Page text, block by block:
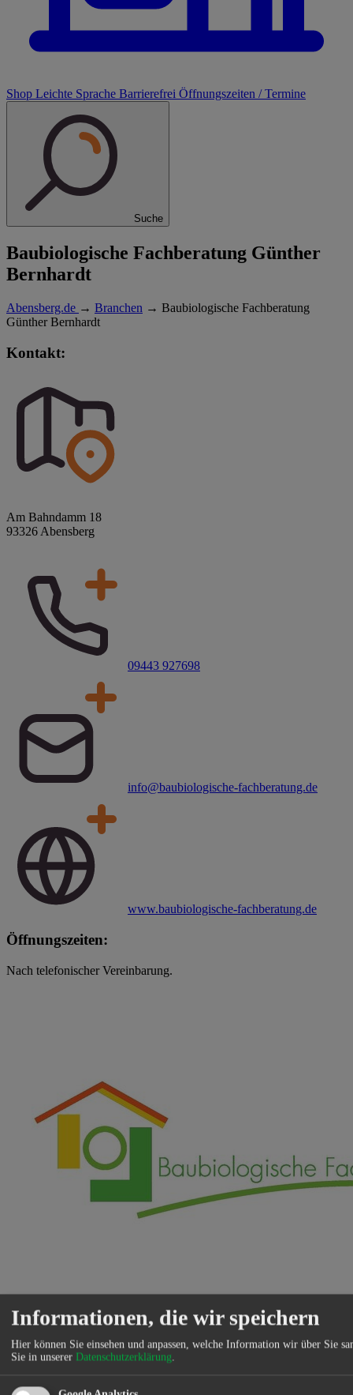
Shop Leichte Sprache Barrierefrei Öffnungszeiten / Termine
Suche
Baubiologische Fachberatung Günther
Bernhardt
Abensberg.de → Branchen → Baubiologische Fachberatung
Günther Bernhardt
Kontakt:
Am Bahndamm 18
93326 Abensberg
09443 927698
info@baubiologische-fachberatung.de
www.baubiologische-fachberatung.de
Öffnungszeiten:
Nach telefonischer Vereinbarung.
Beratung: Schadstoffarme Baustoffe, Bauschäden,
Innenraumschadstoffe, Radonsanierung Messtechnik:
Baufeuchtigkeit und Schimmelpilze, Wasseranalysen,
Schallmessung, Elektrosmoguntersuchungen,
Analysen, Legionellenuntersuchung nach TrinkwV 2001,
Informationen, die wir speichern
Hier können Sie einsehen und anpassen, welche Information wir über Sie
Sie in unserer Datenschutzerklärung.